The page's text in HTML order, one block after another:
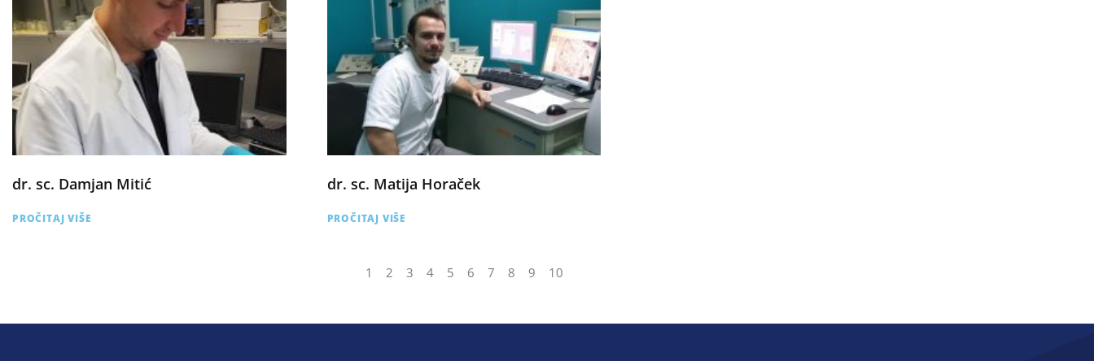
dr. sc. Damjan Mitić
PROČITAJ VIŠE
dr. sc. Matija Horaček
PROČITAJ VIŠE
1 2 3 4 5 6 7 8 9 10